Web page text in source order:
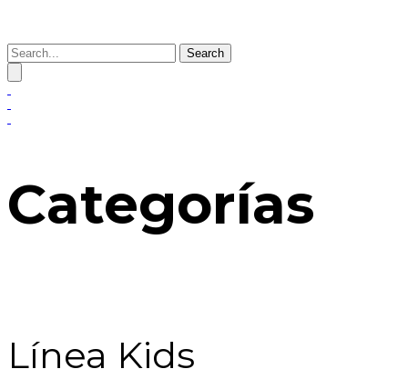
Search
Categorías
Línea Kids